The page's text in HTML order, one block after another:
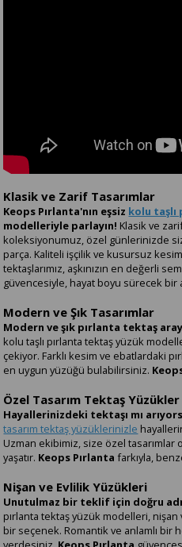
Klasik ve Zarif Tasarımlar
Keops Pırlanta'nın eşsiz kolu taşlı
modelleriyle parlayın! Klasik ve
koleksiyonumuz, özel günlerinizde
parça. Kaliteli işçilik ve kusursuz
tektaşlarımız, aşkınızın en değerli
güvencesiyle, hayat boyu sürecek bir
Modern ve Şık Tasarımlar
Modern ve şık pırlanta tektaş
kolu taşlı pırlanta tektaş yüzük
çekiyor. Farklı kesim ve ebatlardaki
en uygun yüzüğü bulabilirsiniz.
Özel Tasarım Tektaş Yüzükler
Hayallerinizdeki tektaşı mı
tasarım tektaş yüzüklerinizle
Uzman ekibimiz, size özel
yaşatır. Keops Pırlanta farkıyla,
Nişan ve Evlilik Yüzükleri
Unutulmaz bir teklif için doğru
pırlanta tektaş yüzük modelleri,
bir seçenek. Romantik ve anlamlı bir